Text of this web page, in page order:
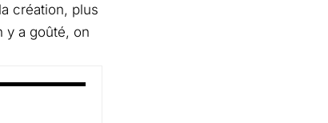
création, plus
y a goûté, on